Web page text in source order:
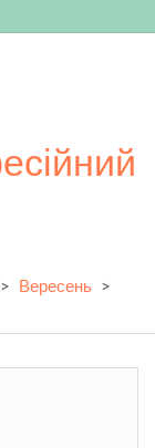
> Вересень >